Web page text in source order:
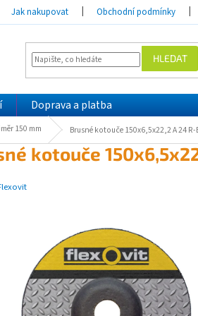
Jak nakupovat Obchodní podmínky
HLEDAT
Doprava a platba
150 mm Brusné kotouče 150x6,5x22,2 A 24 R-
kotouče